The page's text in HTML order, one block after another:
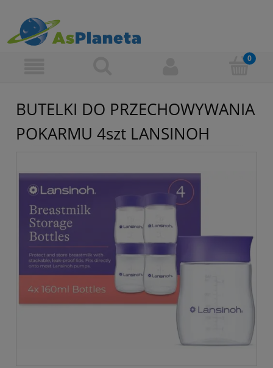
BUTELKI DO PRZECHOWYWANIA
POKARMU 4szt LANSINOH